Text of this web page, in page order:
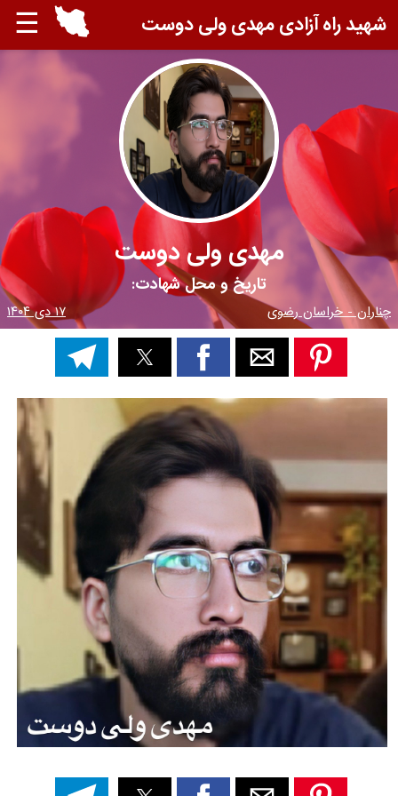
☰ شهید راه آزادی مهدی ولی دوست
مهدی ولی دوست
تاریخ و محل شهادت:
چناران - خراسان رضوی ۱۷ دی ۱۴۰۴